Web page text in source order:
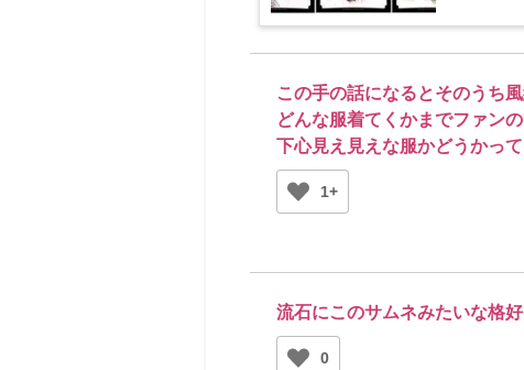
この手の話になるとそのうち
どんな服着てくかまでファン
下心見え見えな服かどうかっ
1+
流石にこのサムネみたいな格
0